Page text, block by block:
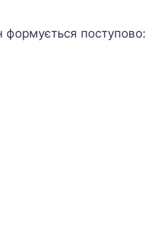
формується поступово: